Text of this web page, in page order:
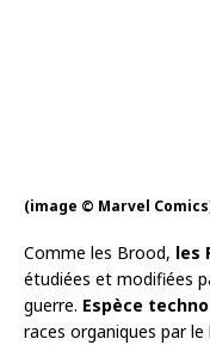
(image © Marvel
Comme les Brood, les
étudiées et modifiées
guerre. Espèce
races organiques par le